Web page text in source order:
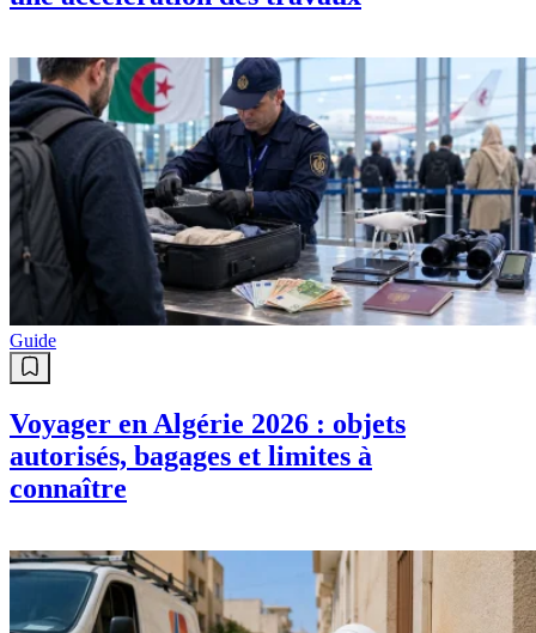
Guide
Voyager en Algérie 2026 : objets
autorisés, bagages et limites à
connaître